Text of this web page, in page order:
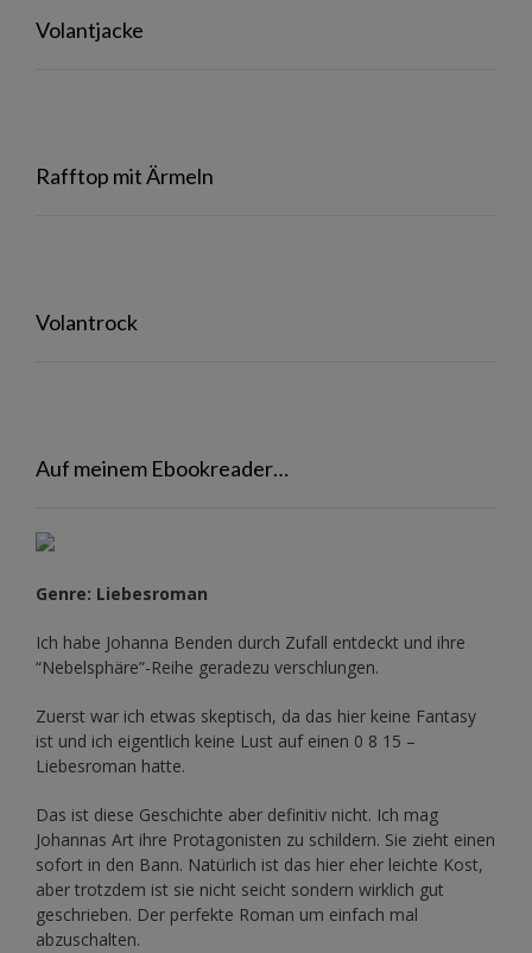
Volantjacke
Rafftop mit Ärmeln
Volantrock
Auf meinem Ebookreader…
Genre: Liebesroman
Ich habe Johanna Benden durch Zufall entdeckt und ihre
“Nebelsphäre”-Reihe geradezu verschlungen.
Zuerst war ich etwas skeptisch, da das hier keine Fantasy
ist und ich eigentlich keine Lust auf einen 0 8 15 –
Liebesroman hatte.
Das ist diese Geschichte aber definitiv nicht. Ich mag
Johannas Art ihre Protagonisten zu schildern. Sie zieht einen
sofort in den Bann. Natürlich ist das hier eher leichte Kost,
aber trotzdem ist sie nicht seicht sondern wirklich gut
geschrieben. Der perfekte Roman um einfach mal
abzuschalten.